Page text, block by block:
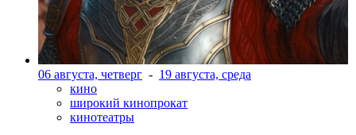
06 августа, четверг - 19 августа, среда
кино
широкий кинопрокат
кинотеатры